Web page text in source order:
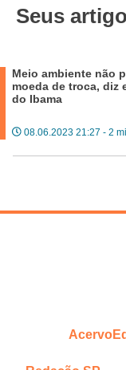
Seus
Meio ambiente não
moeda de troca, diz
do Ibama
08.06.2023 21:27 - 2
Acervo